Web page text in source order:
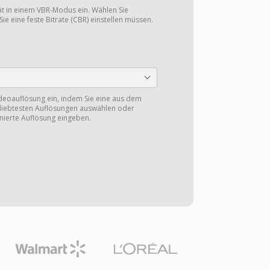
in einem VBR-Modus ein. Wählen Sie
eine feste Bitrate (CBR) einstellen müssen.
ein, indem Sie eine aus dem
Auflösungen auswählen oder
Auflösung eingeben.